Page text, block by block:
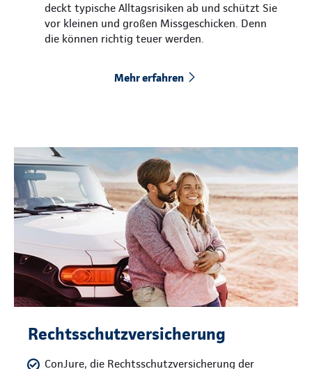
deckt typische Alltagsrisiken ab und schützt Sie
vor kleinen und großen Missgeschicken. Denn
die können richtig teuer werden.
Mehr erfahren
Rechtsschutzversicherung
ConJure, die Rechtsschutzversicherung der